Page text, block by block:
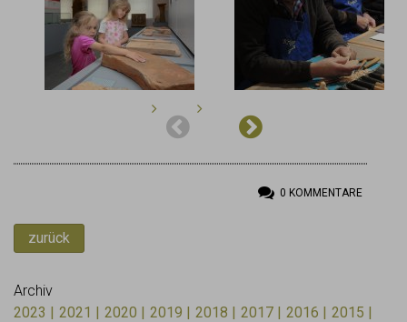
0 KOMMENTARE
zurück
Archiv
2023
2021 2020 2019 2018 2017 2016
2015